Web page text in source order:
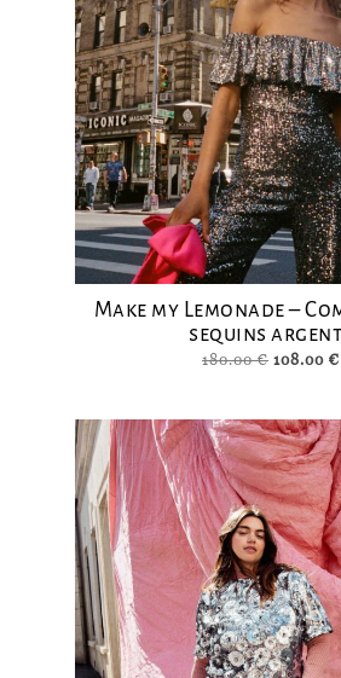
Make my Lemonade –
sequins
180.00€ Le
était :
180.00
108.00 €